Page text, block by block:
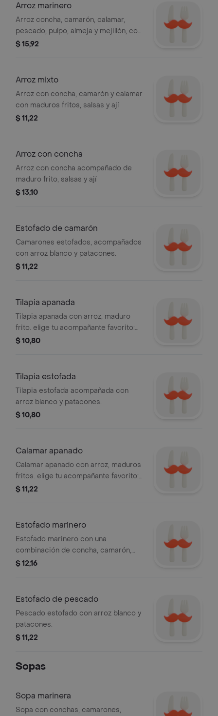
Arroz marinero
Arroz concha, camarón, calamar,
pescado, pulpo, almeja y mejillón, con
maduros fritos, salsas y ají
$ 15,92
Arroz mixto
Arroz con concha, camarón y calamar
con maduros fritos, salsas y ají
$ 11,22
Arroz con concha
Arroz con concha acompañado de
maduro frito, salsas y ají
$ 13,10
Estofado de camarón
Camarones estofados, acompañados
con arroz blanco y patacones.
$ 11,22
Tilapia apanada
Tilapia apanada con arroz, maduro
frito. elige tu acompañante favorito:
menestra o ensalada
$ 10,80
Tilapia estofada
Tilapia estofada acompañada con
arroz blanco y patacones.
$ 10,80
Calamar apanado
Calamar apanado con arroz, maduros
fritos. elige tu acompañante favorito:
ensalada o menestra
$ 11,22
Estofado marinero
Estofado marinero con una
combinación de concha, camarón,
calamar, pescado, pulpo, almeja y
$ 12,16
Estofado de pescado
Pescado estofado con arroz blanco y
patacones.
$ 11,22
Sopas
Sopa marinera
Sopa con conchas, camarones,